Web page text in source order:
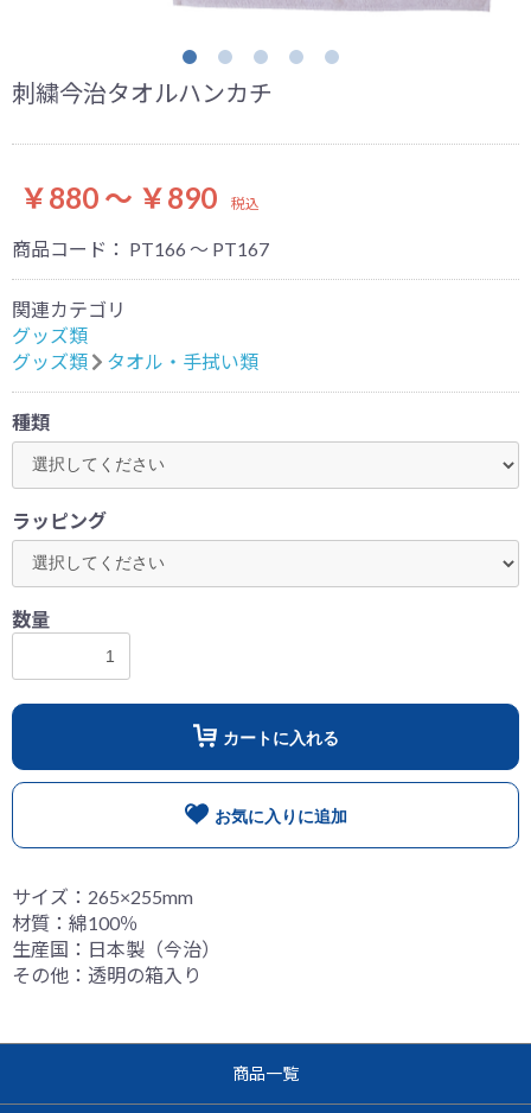
刺繍今治タオルハンカチ
￥880 ～ ￥890 税込
商品コード： PT166 ～ PT167
関連カテゴリ
グッズ類
グッズ類
タオル・手拭い類
種類
ラッピング
数量
カートに入れる
お気に入りに追加
サイズ：265×255mm
材質：綿100％
生産国：日本製（今治）
その他：透明の箱入り
商品一覧